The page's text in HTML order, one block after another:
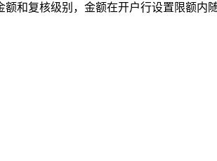
和复核级别，金额在开户行设置限额内